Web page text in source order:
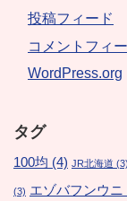
投稿フィード
コメントフィ
WordPress.org
タグ
100均 (4) JR北海道 (3)
(3) エゾバフンウニ